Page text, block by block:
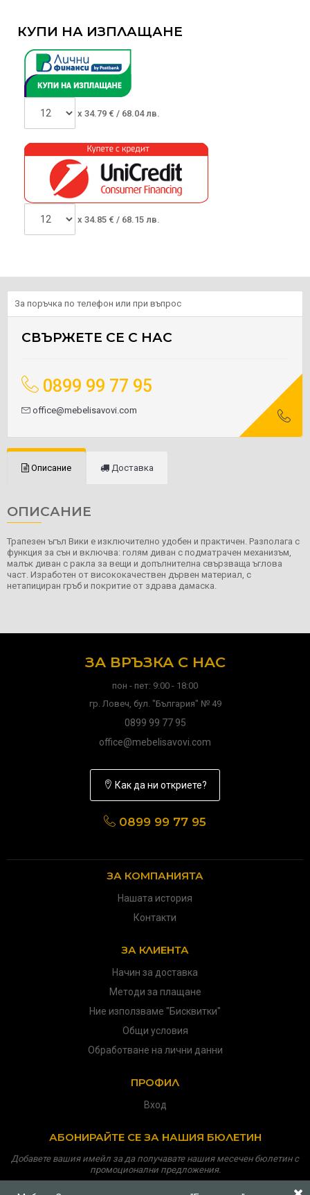
КУПИ НА ИЗПЛАЩАНЕ
x 34.79 € / 68.04 лв.
x 34.85 € / 68.15 лв.
За поръчка по телефон или при въпрос
СВЪРЖЕТЕ СЕ С НАС
0899 99 77 95
office@mebelisavovi.com
Описание Доставка
ОПИСАНИЕ
Трапезен ъгъл Вики е изключително удобен и практичен. Разполага с
функция за сън и включва: голям диван с подматрачен механизъм,
малък диван с ракла за вещи и допълнителна свързваща ъглова
част. Изработен от висококачествен дървен материал, с
нетапициран гръб и покритие от здрава дамаска.
ЗА ВРЪЗКА С НАС
пон - пет: 9:00 - 18:00
гр. Ловеч, бул. "България" № 49
0899 99 77 95
office@mebelisavovi.com
Как да ни откриете?
0899 99 77 95
ЗА КОМПАНИЯТА
Нашата история
Контакти
ЗА КЛИЕНТА
Начин за доставка
Методи за плащане
Ние използваме "Бисквитки"
Общи условия
Обработване на лични данни
ПРОФИЛ
Вход
АБОНИРАЙТЕ СЕ ЗА НАШИЯ БЮЛЕТИН
Добавете вашия имейл за да получавате нашия месечен бюлетин с
промоционални предложения.